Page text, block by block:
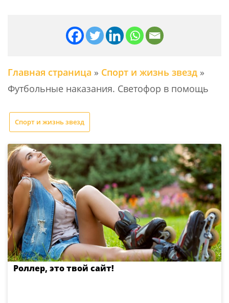
Главная страница » Спорт и жизнь звезд »
Футбольные наказания. Светофор в помощь
Спорт и жизнь звезд
Роллер, это твой сайт!